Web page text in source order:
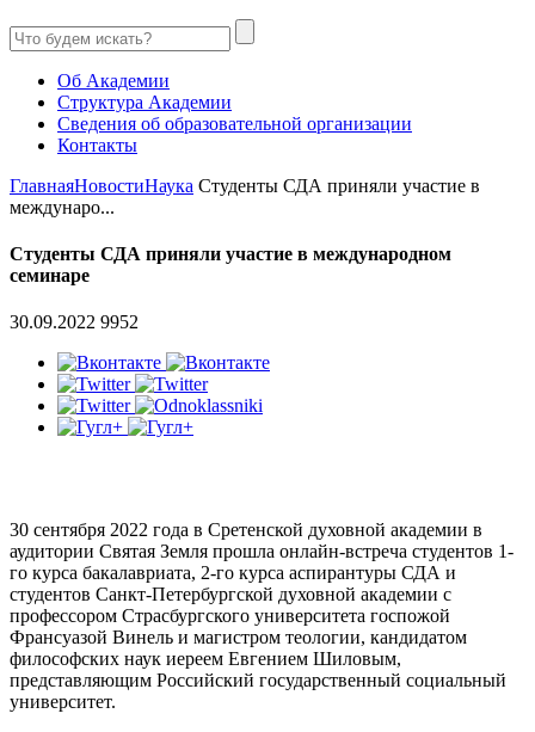
Об Академии
Структура Академии
Сведения об образовательной организации
Контакты
ГлавнаяНовостиНаука Студенты СДА приняли участие в
междунаро...
Студенты СДА приняли участие в международном
семинаре
30.09.2022 9952
30 сентября 2022 года в Сретенской духовной академии в
аудитории Святая Земля прошла онлайн-встреча студентов 1-
го курса бакалавриата, 2-го курса аспирантуры СДА и
студентов Санкт-Петербургской духовной академии с
профессором Страсбургского университета госпожой
Франсуазой Винель и магистром теологии, кандидатом
философских наук иереем Евгением Шиловым,
представляющим Российский государственный социальный
университет.